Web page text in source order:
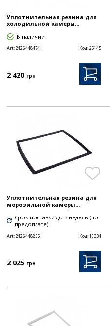
Уплотнительная резина для
холодильной камеры...
В наличии
Art:2426448474 Код:25145
2 420 грн
Уплотнительная резина для
морозильной камеры...
Срок поставки до 3 недель (по
предоплате)
Art:2426448235 Код:16334
2 025 грн